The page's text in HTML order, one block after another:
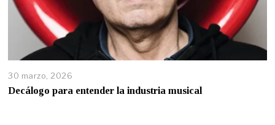
30 marzo, 2026
Decálogo para entender la industria musical